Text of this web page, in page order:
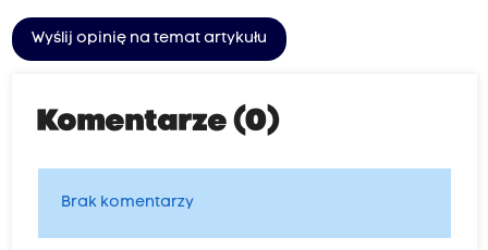
Wyślij opinię na temat artykułu
Komentarze (0)
Brak komentarzy